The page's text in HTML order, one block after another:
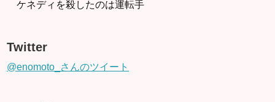
ケネディを殺したのは運転手
Twitter
@enomoto_さんのツイート